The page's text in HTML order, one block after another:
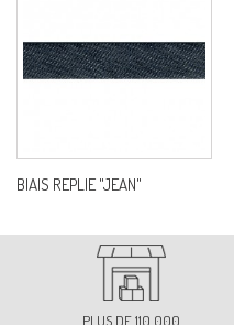
BIAIS REPLIE "JEAN"
PLUS DE 110 000